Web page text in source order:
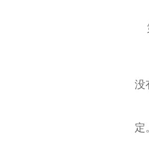
没
定